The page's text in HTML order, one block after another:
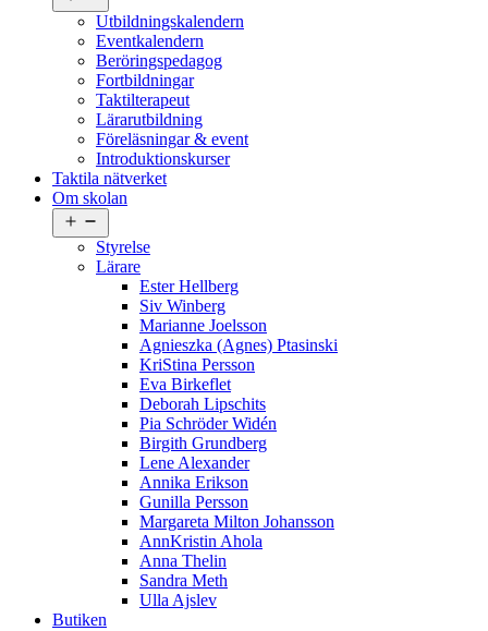
meny
Utbildningskalendern
Eventkalendern
Beröringspedagog
Fortbildningar
Taktilterapeut
Lärarutbildning
Föreläsningar & event
Introduktionskurser
Taktila nätverket
Om skolan
meny
Styrelse
Lärare
Ester Hellberg
Siv Winberg
Marianne Joelsson
Agnieszka (Agnes) Ptasinski
KriStina Persson
Eva Birkeflet
Deborah Lipschits
Pia Schröder Widén
Birgith Grundberg
Lene Alexander
Annika Erikson
Gunilla Persson
Margareta Milton Johansson
AnnKristin Ahola
Anna Thelin
Sandra Meth
Ulla Ajslev
Butiken